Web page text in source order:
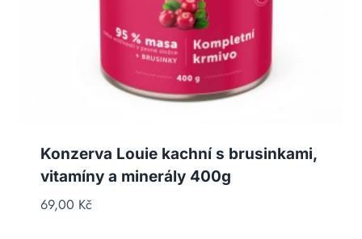
Konzerva Louie kachní s brusinkami,
vitamíny a minerály 400g
69,00 Kč